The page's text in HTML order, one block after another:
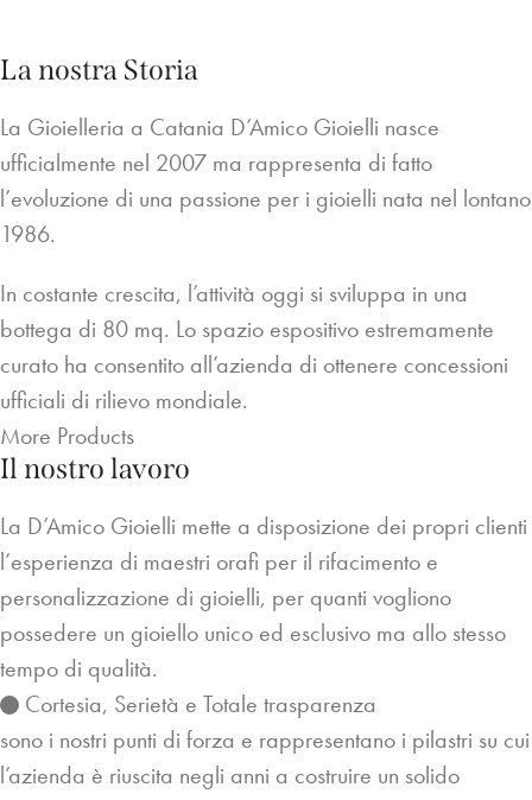
La nostra Storia
La Gioielleria a Catania D’Amico Gioielli nasce
ufficialmente nel 2007 ma rappresenta di fatto
l’evoluzione di una passione per i gioielli nata nel lontano
1986.
In costante crescita, l’attività oggi si sviluppa in una
bottega di 80 mq. Lo spazio espositivo estremamente
curato ha consentito all’azienda di ottenere concessioni
ufficiali di rilievo mondiale.
More Products
Il nostro lavoro
La D’Amico Gioielli mette a disposizione dei propri clienti
l’esperienza di maestri orafi per il rifacimento e
personalizzazione di gioielli, per quanti vogliono
possedere un gioiello unico ed esclusivo ma allo stesso
tempo di qualità.
Cortesia, Serietà e Totale trasparenza
sono i nostri punti di forza e rappresentano i pilastri su cui
l’azienda è riuscita negli anni a costruire un solido